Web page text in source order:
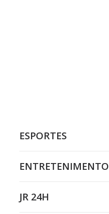
ESPORTES
ENTRETENIMENTO
JR 24H